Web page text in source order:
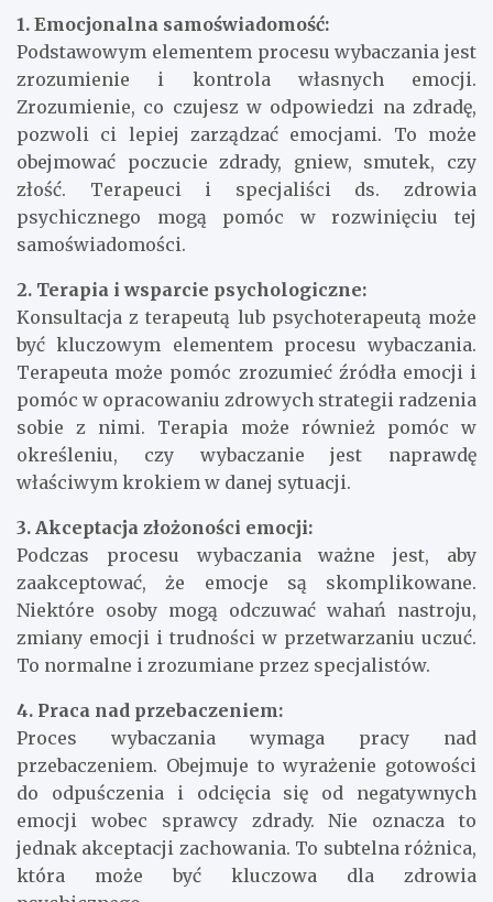
1. Emocjonalna samoświadomość:
Podstawowym elementem procesu wybaczania jest
zrozumienie i kontrola własnych emocji.
Zrozumienie, co czujesz w odpowiedzi na zdradę,
pozwoli ci lepiej zarządzać emocjami. To może
obejmować poczucie zdrady, gniew, smutek, czy
złość. Terapeuci i specjaliści ds. zdrowia
psychicznego mogą pomóc w rozwinięciu tej
samoświadomości.
2. Terapia i wsparcie psychologiczne:
Konsultacja z terapeutą lub psychoterapeutą może
być kluczowym elementem procesu wybaczania.
Terapeuta może pomóc zrozumieć źródła emocji i
pomóc w opracowaniu zdrowych strategii radzenia
sobie z nimi. Terapia może również pomóc w
określeniu, czy wybaczanie jest naprawdę
właściwym krokiem w danej sytuacji.
3. Akceptacja złożoności emocji:
Podczas procesu wybaczania ważne jest, aby
zaakceptować, że emocje są skomplikowane.
Niektóre osoby mogą odczuwać wahań nastroju,
zmiany emocji i trudności w przetwarzaniu uczuć.
To normalne i zrozumiane przez specjalistów.
4. Praca nad przebaczeniem:
Proces wybaczania wymaga pracy nad
przebaczeniem. Obejmuje to wyrażenie gotowości
do odpuśczenia i odcięcia się od negatywnych
emocji wobec sprawcy zdrady. Nie oznacza to
jednak akceptacji zachowania. To subtelna różnica,
która może być kluczowa dla zdrowia